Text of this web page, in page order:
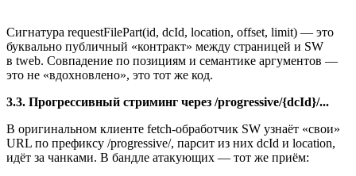
Сигнатура requestFilePart(id, dcId, location, offset, limit) — это
буквально публичный «контракт» между страницей и SW
в tweb. Совпадение по позициям и семантике аргументов —
это не «вдохновлено», это тот же код.
3.3. Прогрессивный стриминг через /progressive/{dcId}/...
В оригинальном клиенте fetch‑обработчик SW узнаёт «свои»
URL по префиксу /progressive/, парсит из них dcId и location,
идёт за чанками. В бандле атакующих — тот же приём: